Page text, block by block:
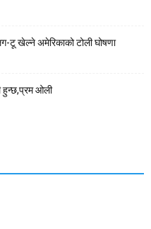
टू खेल्ने अमेरिकाको टोली घोषणा
हुन्छ,प्रम ओली